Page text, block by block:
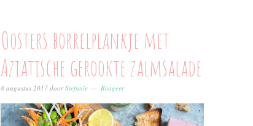
Oosters borrelplankje met
Aziatische gerookte zalmsalade
8 augustus 2017doorStefanie Reageer